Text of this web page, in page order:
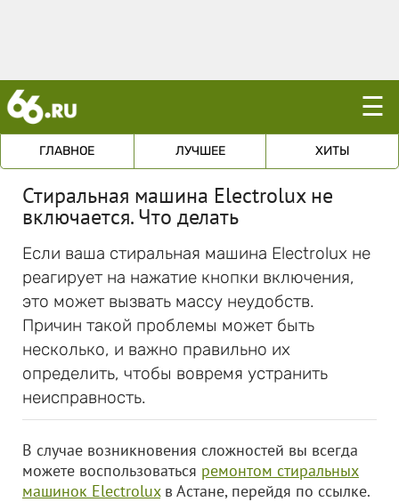
☰
ГЛАВНОЕ ЛУЧШЕЕ ХИТЫ
Стиральная машина Electrolux не
включается. Что делать
Если ваша стиральная машина Electrolux не
реагирует на нажатие кнопки включения,
это может вызвать массу неудобств.
Причин такой проблемы может быть
несколько, и важно правильно их
определить, чтобы вовремя устранить
неисправность.
В случае возникновения сложностей вы всегда
можете воспользоваться ремонтом стиральных
машинок Electroluxв Астане, перейдя по ссылке.